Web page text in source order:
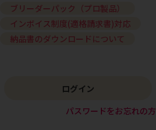
ブリーダーパック（プロ製品）
インボイス制度(適格請求書)対応
納品書のダウンロードについて
ログイン
パスワードをお忘れの方